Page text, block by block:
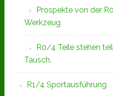
Prospekte von der
Werkzeug
R0/4 Teile stehen
Tausch.
R1/4 Sportausführung